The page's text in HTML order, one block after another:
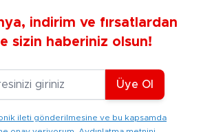
indirim ve fırsatlardan
sizin haberiniz olsun!
E-posta Adresiniz
Üye Ol
ileti gönderilmesine ve bu kapsamda